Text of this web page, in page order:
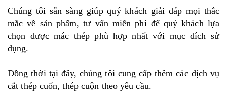
Chúng tôi sẵn sàng giúp quý khách giải đáp mọi thắc
mắc về sản phẩm, tư vấn miễn phí để quý khách lựa
chọn được mác thép phù hợp nhất với mục đích sử
dụng.
Đồng thời tại đây, chúng tôi cung cấp thêm các dịch vụ
cắt thép cuốn, thép cuộn theo yêu cầu.